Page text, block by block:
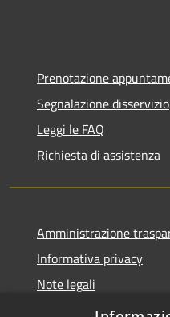
Prenotazione
Segnalazione disservizio
Leggi le FAQ
Richiesta di assistenza
Amministrazione
Informativa privacy
Note legali
Dichiarazione di